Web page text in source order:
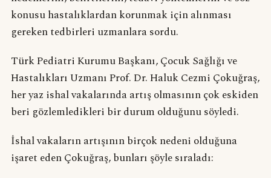
konusu hastalıklardan korunmak için alınması
gereken tedbirleri uzmanlara sordu.
Türk Pediatri Kurumu Başkanı, Çocuk Sağlığı ve
Hastalıkları Uzmanı Prof. Dr. Haluk Cezmi Çokuğraş,
her yaz ishal vakalarında artış olmasının çok eskiden
beri gözlemledikleri bir durum olduğunu söyledi.
İshal vakaların artışının birçok nedeni olduğuna
işaret eden Çokuğraş, bunları şöyle sıraladı: